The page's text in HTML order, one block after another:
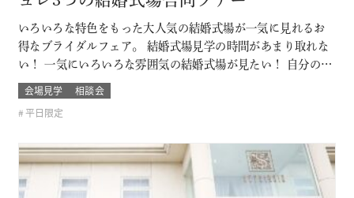
いろいろな特色をもった大人気の結婚式場が一気に見れるお
得なブライダルフェア。 結婚式場見学の時間があまり取れな
い！ 一気にいろいろな雰囲気の結婚式場が見たい！ 自分の結
婚式のスタイルがまだ分からないカップルは必見！ お呼びす
るゲストによっても結婚式の雰囲気や結婚式場のスタイルも
変わるもの そんな結婚式場を一気に比較できるチャンス！！
会場見学
相談会
平日限定